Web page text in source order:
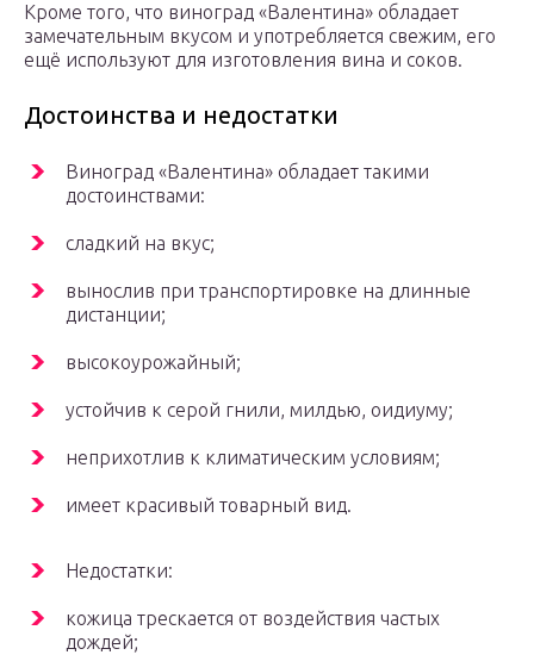
Кроме того, что виноград «Валентина» обладает
замечательным вкусом и употребляется свежим, его
ещё используют для изготовления вина и соков.
Достоинства и недостатки
Виноград «Валентина» обладает такими
достоинствами:
сладкий на вкус;
вынослив при транспортировке на длинные
дистанции;
высокоурожайный;
устойчив к серой гнили, милдью, оидиуму;
неприхотлив к климатическим условиям;
имеет красивый товарный вид.
Недостатки:
кожица трескается от воздействия частых
дождей;